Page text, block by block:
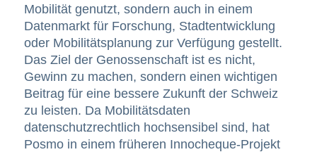
Mobilität genutzt, sondern auch in einem
Datenmarkt für Forschung, Stadtentwicklung
oder Mobilitätsplanung zur Verfügung gestellt.
Das Ziel der Genossenschaft ist es nicht,
Gewinn zu machen, sondern einen wichtigen
Beitrag für eine bessere Zukunft der Schweiz
zu leisten. Da Mobilitätsdaten
datenschutzrechtlich hochsensibel sind, hat
Posmo in einem früheren Innocheque-Projekt